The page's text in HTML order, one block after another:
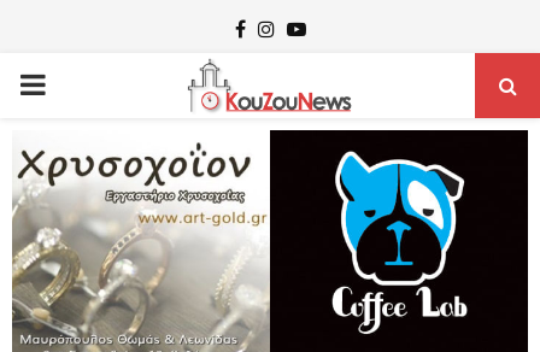
Facebook
Instagram
Youtube
PRIMARY
MENU